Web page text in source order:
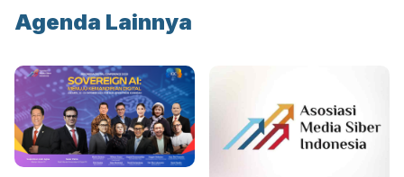
Agenda Lainnya